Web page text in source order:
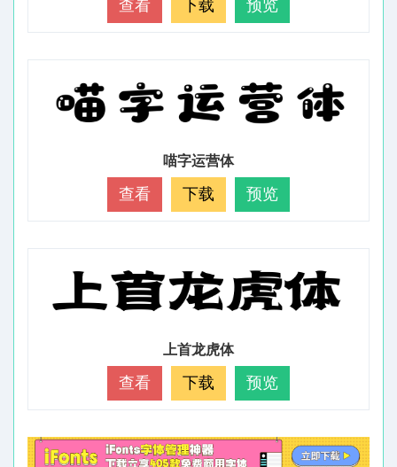
查看 下载 预览
喵字运营体
查看 下载 预览
上首龙虎体
查看 下载 预览